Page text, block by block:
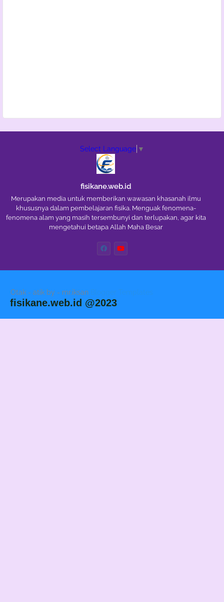
Select Language ▼
fisikane.web.id
Merupakan media untuk memberikan wawasan khasanah ilmu
khususnya dalam pembelajaran fisika. Menguak fenomena-
fenomena alam yang masih tersembunyi dan terlupakan, agar kita
mengetahui betapa Allah Maha Besar
Otak - atik by - mr.iksan Blogger Templates
fisikane.web.id @2023